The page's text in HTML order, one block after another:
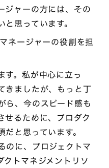
ジャーの方には、その
思っています。
ネージャーの役割を担
す。私が中心に立っ
きましたが、もっと丁
ら、今のスピード感も
せるために、プロダク
と思っています。
のに、プロジェクトマ
クトマネジメントリソ